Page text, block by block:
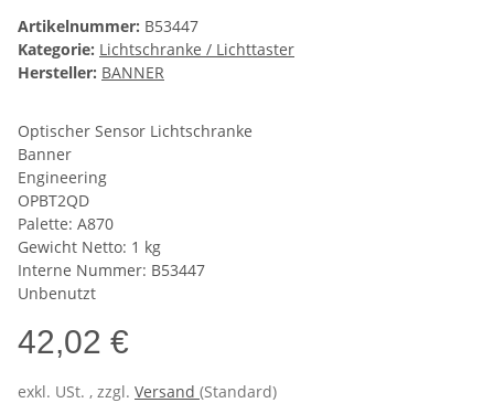
Artikelnummer: B53447
Kategorie: Lichtschranke / Lichttaster
Hersteller: BANNER
Optischer Sensor Lichtschranke
Banner
Engineering
OPBT2QD
Palette: A870
Gewicht Netto: 1 kg
Interne Nummer: B53447
Unbenutzt
42,02 €
exkl. USt. , zzgl. Versand (Standard)